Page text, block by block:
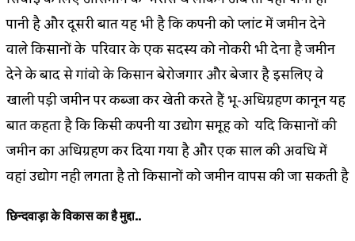
पानी है और दूसरी बात यह भी है कि कम्पनी को प्लांट में जमीन देने
वाले किसानों के परिवार के एक सदस्य को नोकरी भी देना है जमीन
देने के बाद से गांवो के किसान बेरोजगार और बेजार है इसलिए वे
खाली पड़ी जमीन पर कब्जा कर खेती करते हैं भू-अधिग्रहण कानून यह
बात कहता है कि किसी कम्पनी या उद्योग समूह को यदि किसानों की
जमीन का अधिग्रहण कर दिया गया है और एक साल की अवधि में
वहां उद्योग नही लगता है तो किसानों को जमीन वापस की जा सकती है
छिन्दवाड़ा के विकास का है मुद्दा..